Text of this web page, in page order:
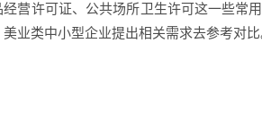
经营许可证、公共场所卫生许可这一些常
业类中小型企业提出相关需求去参考对比